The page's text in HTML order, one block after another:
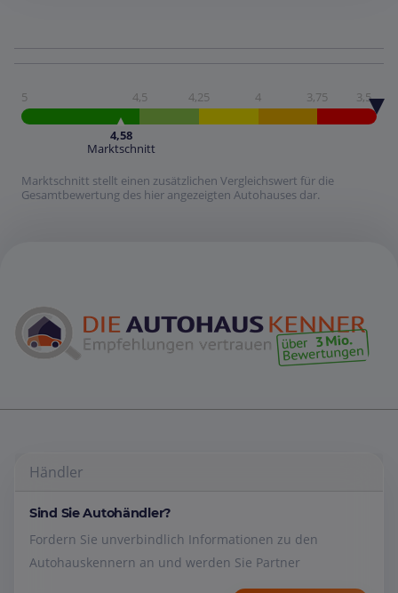
5 4,5 4,25 4 3,75 3,5
4,58
Marktschnitt
Marktschnitt stellt einen zusätzlichen Vergleichswert für die
Gesamtbewertung des hier angezeigten Autohauses dar.
Händler
Sind Sie Autohändler?
Fordern Sie unverbindlich Informationen zu den
Autohauskennern an und werden Sie Partner